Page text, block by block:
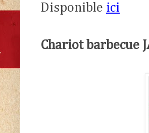
Disponible ici
Chariot barbecue